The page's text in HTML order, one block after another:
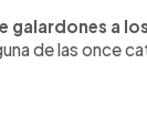
galardones a
de las once